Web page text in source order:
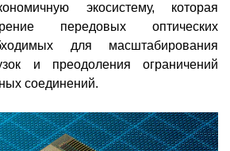
экосистему, которая
передовых оптических
для масштабирования
и преодоления ограничений
соединений.